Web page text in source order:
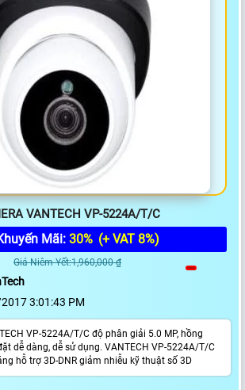
VANTECH VP-5224A/T/C
Mãi: 30% (+ VAT 8%)
Giá Niêm Yết:1,960,000 ₫
3:01:43 PM
VP-5224A/T/C độ phân giải 5.0 MP, hồng
dễ dàng, dễ sử dụng. VANTECH VP-5224A/T/C
hỗ trợ 3D-DNR giảm nhiễu kỹ thuật số 3D